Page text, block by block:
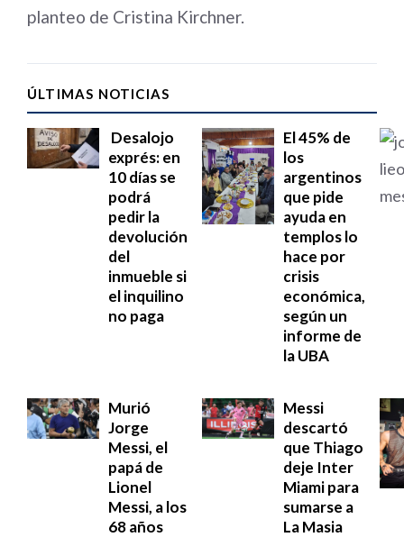
planteo de Cristina Kirchner.
ÚLTIMAS NOTICIAS
Desalojo
exprés: en
10 días se
podrá
pedir la
devolución
del
inmueble si
el inquilino
no paga
El 45% de
los
argentinos
que pide
ayuda en
templos lo
hace por
crisis
económica,
según un
informe de
la UBA
Murió
Jorge
Messi, el
papá de
Lionel
Messi, a los
68 años
Messi
descartó
que Thiago
deje Inter
Miami para
sumarse a
La Masia